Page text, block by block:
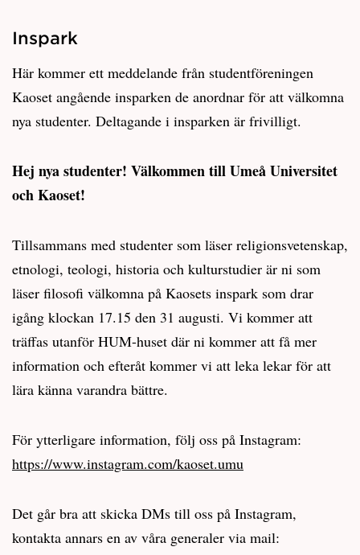
Inspark
Här kommer ett meddelande från studentföreningen
Kaoset angående insparken de anordnar för att välkomna
nya studenter. Deltagande i insparken är frivilligt.
Hej nya studenter! Välkommen till Umeå Universitet
och Kaoset!
Tillsammans med studenter som läser religionsvetenskap,
etnologi, teologi, historia och kulturstudier är ni som
läser filosofi välkomna på Kaosets inspark som drar
igång klockan 17.15 den 31 augusti. Vi kommer att
träffas utanför HUM-huset där ni kommer att få mer
information och efteråt kommer vi att leka lekar för att
lära känna varandra bättre.
För ytterligare information, följ oss på Instagram:
https://www.instagram.com/kaoset.umu
Det går bra att skicka DMs till oss på Instagram,
kontakta annars en av våra generaler via mail: